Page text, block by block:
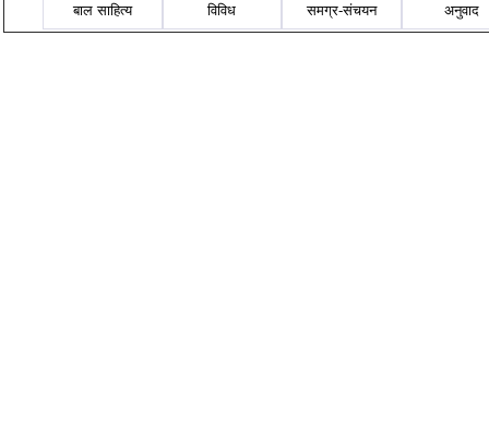
बाल साहित्य विविध समग्र-संचयन अनुवाद